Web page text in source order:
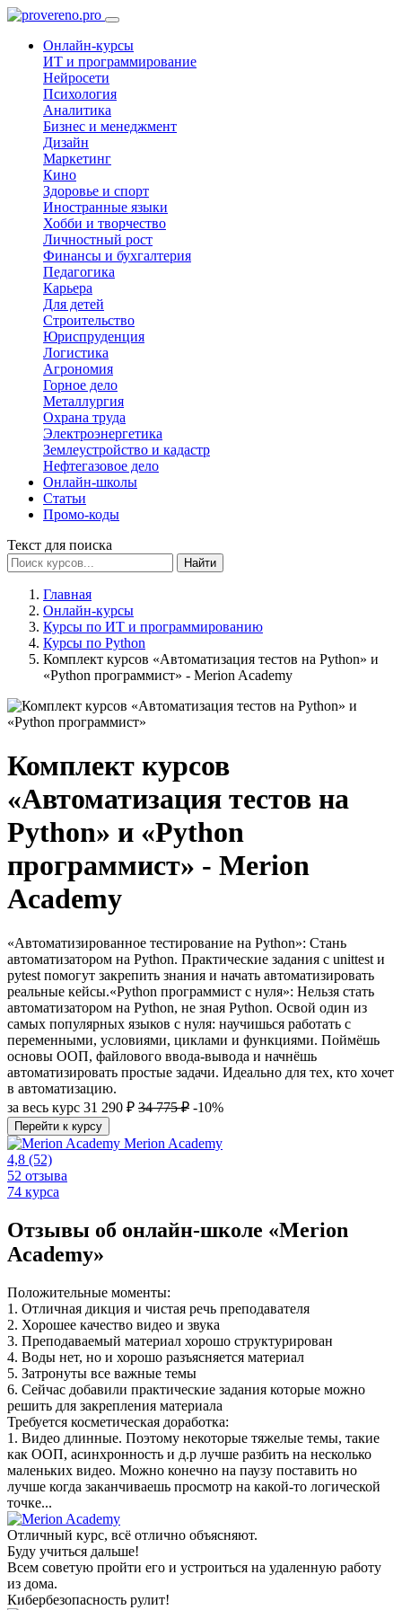
Онлайн-курсы
ИТ и программирование
Нейросети
Психология
Аналитика
Бизнес и менеджмент
Дизайн
Маркетинг
Кино
Здоровье и спорт
Иностранные языки
Хобби и творчество
Личностный рост
Финансы и бухгалтерия
Педагогика
Карьера
Для детей
Строительство
Юриспруденция
Логистика
Агрономия
Горное дело
Металлургия
Охрана труда
Электроэнергетика
Землеустройство и кадастр
Нефтегазовое дело
Онлайн-школы
Статьи
Промо-коды
Текст для поиска
Найти
Главная
Онлайн-курсы
Курсы по ИТ и программированию
Курсы по Python
Комплект курсов «Автоматизация тестов на Python» и
«Python программист» - Merion Academy
Комплект курсов
«Автоматизация тестов на
Python» и «Python
программист» - Merion
Academy
«Автоматизированное тестирование на Python»: Стань
автоматизатором на Python. Практические задания с unittest и
pytest помогут закрепить знания и начать автоматизировать
реальные кейсы.«Python программист с нуля»: Нельзя стать
автоматизатором на Python, не зная Python. Освой один из
самых популярных языков с нуля: научишься работать с
переменными, условиями, циклами и функциями. Поймёшь
основы ООП, файлового ввода-вывода и начнёшь
автоматизировать простые задачи. Идеально для тех, кто хочет
в автоматизацию.
за весь курс 31 290 ₽ 34 775 ₽ -10%
Перейти к курсу
Merion Academy
4,8 (52)
52 отзыва
74 курса
Отзывы об онлайн-школе «Merion
Academy»
Положительные моменты:
1. Отличная дикция и чистая речь преподавателя
2. Хорошее качество видео и звука
3. Преподаваемый материал хорошо структурирован
4. Воды нет, но и хорошо разъясняется материал
5. Затронуты все важные темы
6. Сейчас добавили практические задания которые можно
решить для закрепления материала
Требуется косметическая доработка:
1. Видео длинные. Поэтому некоторые тяжелые темы, такие
как ООП, асинхронность и д.р лучше разбить на несколько
маленьких видео. Можно конечно на паузу поставить но
лучше когда заканчиваешь просмотр на какой-то логической
точке...
Отличный курс, всё отлично объясняют.
Буду учиться дальше!
Всем советую пройти его и устроиться на удаленную работу
из дома.
Кибербезопасность рулит!